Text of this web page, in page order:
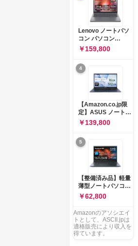
512GB/ホワイト)
FMVWK3E15W_AZ
Lenovo ノートパソ
コン パソコン
IdeaPad Slim 3 14.0
インチ AMD
Ryzen™ 5 8640HS
メモリ16GB
SSD512GB
Microsoft 365 試用
版 Windows11 バッ
テリー駆動12.6時間
重量1.39kg ルナグレ
ー 83K9003JJP ノー
トPC
￥159,800
4
【Amazon.co.jp限
定】ASUS ノートパ
ソコン Vivobook 15
M1502NAQ 15.6イ
ンチ AMD Ryzen 7
170 メモリ16GB
SSD 512GB
Microsoft 365
Personal (24か月版)
搭載 Windows 11 重
量1.7kg Wi-Fi 6E ク
ワイエットブルー
M1502NAQ-
￥139,800
5
【整備済み品】軽量
薄型ノートパソコン
dynabook G83 ■
13.3型
FHD(1920x1080) -
高性能第11世代Core
i5-1135G7 - メモリ
16GB - SSD 256GB
￥62,800
Amazonのアソシエイ
トとして、ASCII.jpは
適格販売により収入を
得ています。